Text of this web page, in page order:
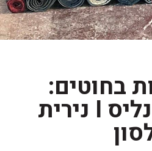
בחוטים:
יאניס קונליס I נירית